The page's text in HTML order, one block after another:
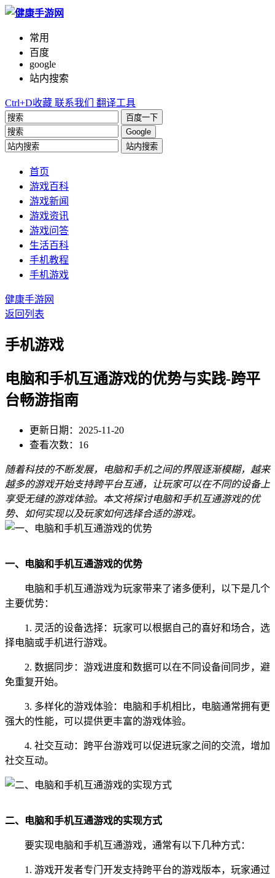
常用
百度
google
站内搜索
Ctrl+D收藏 联系我们 翻译工具
百度一下
Google
站内搜索
首页
游戏百科
游戏新闻
游戏资讯
游戏问答
生活百科
手机教程
手机游戏
健康手游网
返回列表
手机游戏
电脑和手机互通游戏的优势与实践-跨平
台畅游指南
更新日期：2025-11-20
查看次数：16
随着科技的不断发展，电脑和手机之间的界限逐渐模糊，越来
越多的游戏开始支持跨平台互通，让玩家可以在不同的设备上
享受无缝的游戏体验。本文将探讨电脑和手机互通游戏的优
势、如何实现以及玩家如何选择合适的游戏。
一、电脑和手机互通游戏的优势
电脑和手机互通游戏为玩家带来了诸多便利，以下是几个
主要优势：
1. 灵活的设备选择：玩家可以根据自己的喜好和场合，选
择电脑或手机进行游戏。
2. 数据同步：游戏进度和数据可以在不同设备间同步，避
免重复开始。
3. 多样化的游戏体验：电脑和手机相比，电脑通常拥有更
强大的性能，可以提供更丰富的游戏体验。
4. 社交互动：跨平台游戏可以促进玩家之间的交流，增加
社交互动。
二、电脑和手机互通游戏的实现方式
要实现电脑和手机互通游戏，通常有以下几种方式：
1. 游戏开发者专门开发支持跨平台的游戏版本，玩家通过